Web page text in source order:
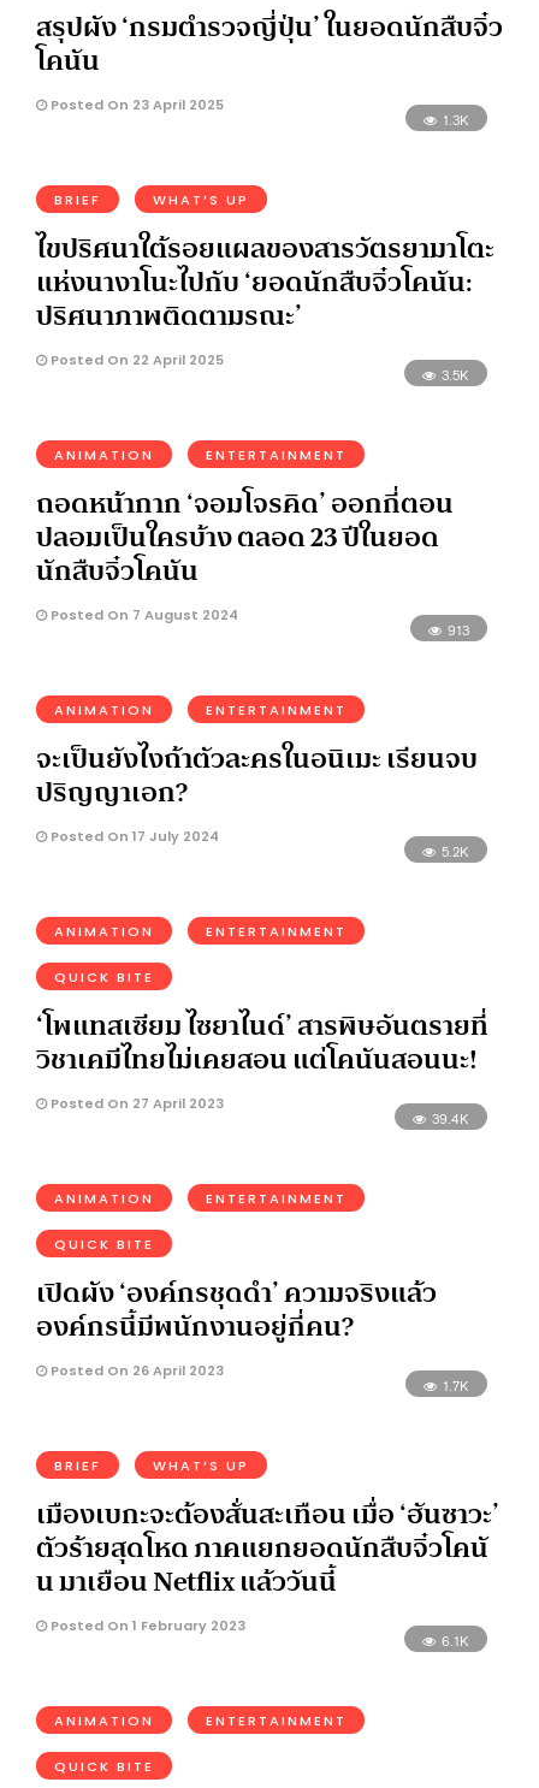
สรุปผัง ‘กรมตำรวจญี่ปุ่น’ ในยอดนักสืบจิ๋ว
โคนัน
Posted On 23 April 2025
1.3K
BRIEF WHAT’S UP
ไขปริศนาใต้รอยแผลของสารวัตรยามาโตะ
แห่งนางาโนะไปกับ ‘ยอดนักสืบจิ๋วโคนัน:
ปริศนาภาพติดตามรณะ’
Posted On 22 April 2025
3.5K
ANIMATION ENTERTAINMENT
ถอดหน้ากาก ‘จอมโจรคิด’ ออกกี่ตอน
ปลอมเป็นใครบ้าง ตลอด 23 ปีในยอด
นักสืบจิ๋วโคนัน
Posted On 7 August 2024
913
ANIMATION ENTERTAINMENT
จะเป็นยังไงถ้าตัวละครในอนิเมะ เรียนจบ
ปริญญาเอก?
Posted On 17 July 2024
5.2K
ANIMATION ENTERTAINMENT
QUICK BITE
‘โพแทสเซียม ไซยาไนด์’ สารพิษอันตรายที่
วิชาเคมีไทยไม่เคยสอน แต่โคนันสอนนะ!
Posted On 27 April 2023
39.4K
ANIMATION ENTERTAINMENT
QUICK BITE
เปิดผัง ‘องค์กรชุดดำ’ ความจริงแล้ว
องค์กรนี้มีพนักงานอยู่กี่คน?
Posted On 26 April 2023
1.7K
BRIEF WHAT’S UP
เมืองเบกะจะต้องสั่นสะเทือน เมื่อ ‘ฮันซาวะ’
ตัวร้ายสุดโหด ภาคแยกยอดนักสืบจิ๋วโคนั
น มาเยือน Netflix แล้ววันนี้
Posted On 1 February 2023
6.1K
ANIMATION ENTERTAINMENT
QUICK BITE